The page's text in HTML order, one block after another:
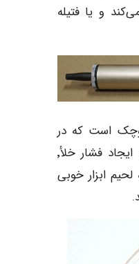
و یا فتیله
است که در
دست قرار می‌گیرد. این پمپ از طریق ایجاد فشار خلأ٬
ابزار خوبی